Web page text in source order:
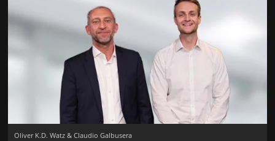
Oliver K.D. Watz & Claudio Galbusera